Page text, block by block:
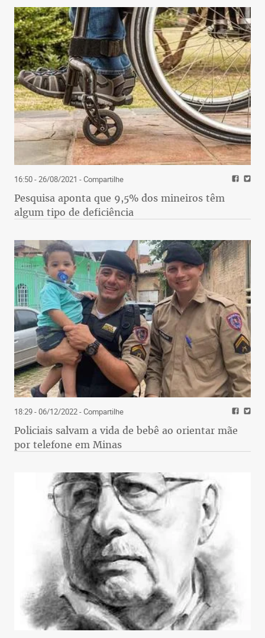
16:50 - 26/08/2021 - Compartilhe
Pesquisa aponta que 9,5% dos mineiros têm
algum tipo de deficiência
18:29 - 06/12/2022- Compartilhe
Policiais salvam a vida de bebê ao orientar mãe
por telefone em Minas